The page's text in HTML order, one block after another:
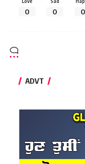
0 0 0
ADVT